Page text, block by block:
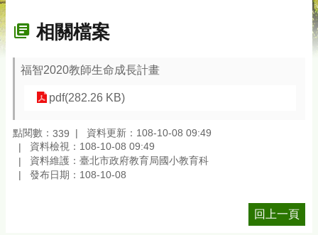
相關檔案
福智2020教師生命成長計畫
pdf(282.26 KB)
點閱數： 339
資料更新：108-10-08 09:49
資料檢視：108-10-08 09:49
資料維護：臺北市政府教育局國小教育科
發布日期：108-10-08
回上一頁